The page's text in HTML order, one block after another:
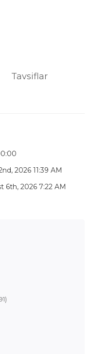
Tavsiflar
2026 11:39 AM
6th, 2026 7:22 AM